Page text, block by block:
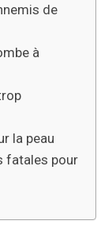
de
à
la peau
fatales pour